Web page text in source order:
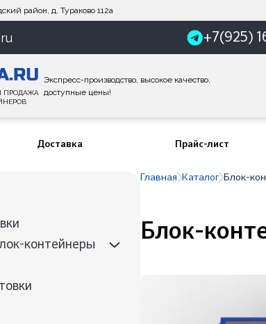
район, д. Тураково 112а
ПРОДАЖА
Экспресс-производство, высокое качество,
доступные цены!
+7(925)
Доставка Прайс-лист
Главная Каталог Блок-
Блок-
контейнеры